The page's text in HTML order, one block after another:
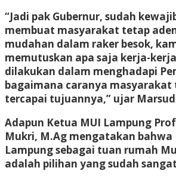
“Jadi pak Gubernur, sudah
membuat masyarakat tetap
mudahan dalam raker besok,
memutuskan apa saja kerja-
dilakukan dalam menghadapi
bagaimana caranya
tercapai tujuannya,” ujar
Adapun Ketua MUI Lampung
Mukri, M.Ag mengatakan bahwa
Lampung sebagai tuan rumah
adalah pilihan yang sudah